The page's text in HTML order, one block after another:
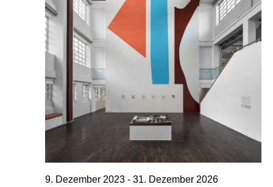
9. Dezember 2023- 31. Dezember 2026